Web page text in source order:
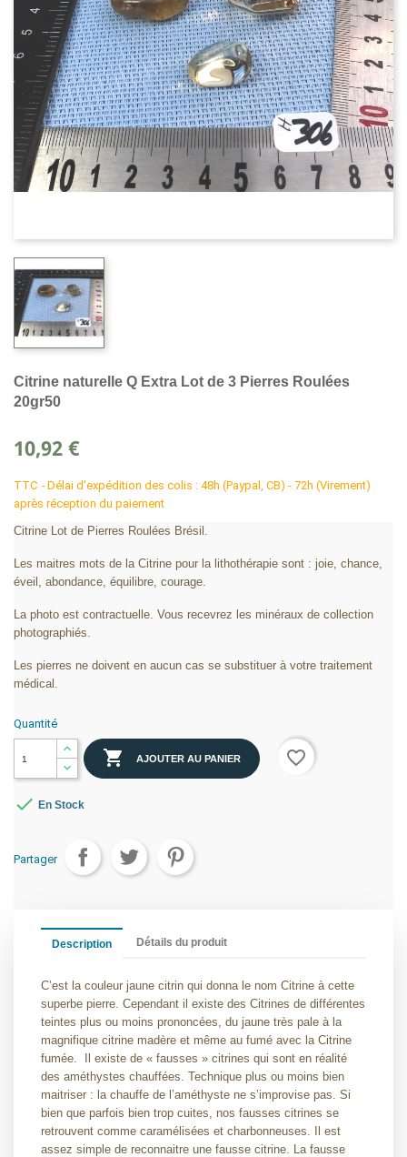
Citrine naturelle Q Extra Lot de 3 Pierres Roulées
20gr50
10,92 €
TTC
Délai d'expédition des colis : 48h (Paypal, CB) - 72h (Virement)
après réception du paiement
Citrine Lot de Pierres Roulées Brésil.
Les maitres mots de la Citrine pour la lithothérapie sont : joie, chance,
éveil, abondance, équilibre, courage.
La photo est contractuelle. Vous recevrez les minéraux de collection
photographiés.
Les pierres ne doivent en aucun cas se substituer à votre traitement
médical.
Quantité
 AJOUTER AU PANIER favorite_border
 En Stock
Partager
Description Détails du produit
C’est la couleur jaune citrin qui donna le nom Citrine à cette
superbe pierre. Cependant il existe des Citrines de différentes
teintes plus ou moins prononcées, du jaune très pale à la
magnifique citrine madère et même au fumé avec la Citrine
fumée. Il existe de « fausses » citrines qui sont en réalité
des améthystes chauffées. Technique plus ou moins bien
maitriser : la chauffe de l’améthyste ne s’improvise pas. Si
bien que parfois bien trop cuites, nos fausses citrines se
retrouvent comme caramélisées et charbonneuses. Il est
assez simple de reconnaitre une fausse citrine. La fausse